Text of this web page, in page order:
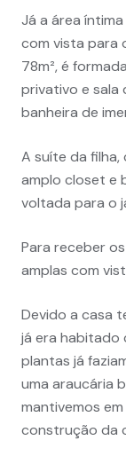
Já a área
com vista para
78m², é
privativo e sala
banheira de
A suíte da filha,
amplo closet e
voltada para o
Para receber
amplas com
Devido a casa
já era habitado
plantas já
uma araucária
mantivemos
construção da